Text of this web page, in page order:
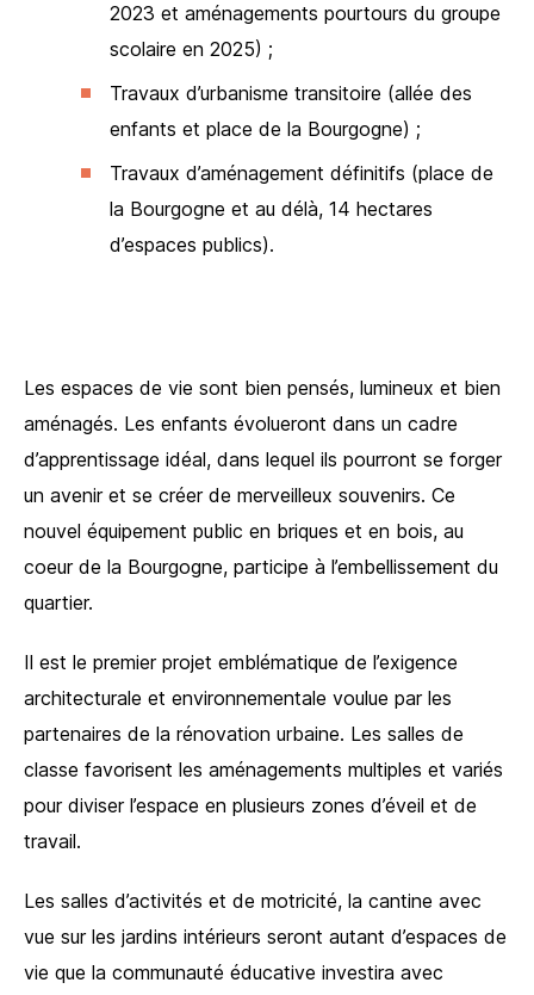
2023 et aménagements pourtours du groupe
scolaire en 2025) ;
Travaux d’urbanisme transitoire (allée des
enfants et place de la Bourgogne) ;
Travaux d’aménagement définitifs (place de
la Bourgogne et au délà, 14 hectares
d’espaces publics).
Les espaces de vie sont bien pensés, lumineux et bien
aménagés. Les enfants évolueront dans un cadre
d’apprentissage idéal, dans lequel ils pourront se forger
un avenir et se créer de merveilleux souvenirs. Ce
nouvel équipement public en briques et en bois, au
coeur de la Bourgogne, participe à l’embellissement du
quartier.
Il est le premier projet emblématique de l’exigence
architecturale et environnementale voulue par les
partenaires de la rénovation urbaine. Les salles de
classe favorisent les aménagements multiples et variés
pour diviser l’espace en plusieurs zones d’éveil et de
travail.
Les salles d’activités et de motricité, la cantine avec
vue sur les jardins intérieurs seront autant d’espaces de
vie que la communauté éducative investira avec